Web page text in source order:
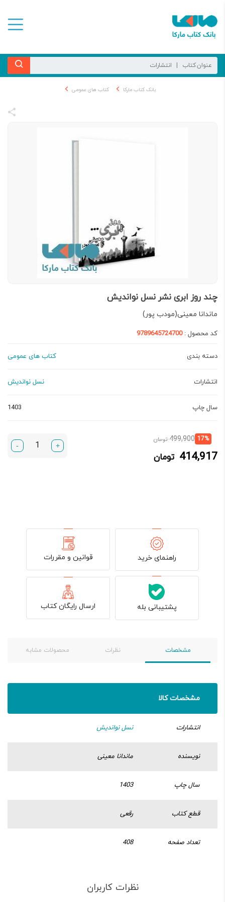
بانک کتاب مارکا کتاب های عمومی
چند روز ابری نشر نسل نواندیش
ماندانا معینی(مودب پور)
کد محصول :9789645724700
دسته بندی کتاب های عمومی
انتشارات نسل نواندیش
سال چاپ 1403
17%
499,900 تومانقیمت
414,917 تومان
قیمت
414,917 تومان.
+
-
راهنمای خرید قوانین و مقررات
پشتیبانی بله ارسال رایگان کتاب
مشخصات نظرات محصولات مشابه
مشخصات کالا
انتشارات نسل نواندیش
نویسنده ماندانا معینی
سال چاپ 1403
قطع کتاب رقعی
تعداد صفحه 408
نظرات کاربران